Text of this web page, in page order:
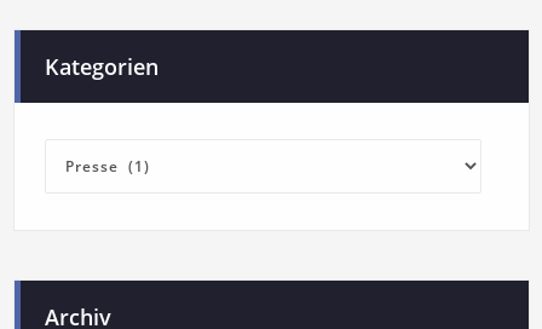
Kategorien
Archiv